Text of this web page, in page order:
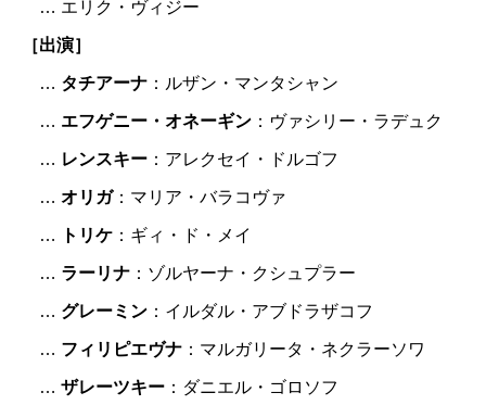
… エリク・ヴィジー
［出演］
… タチアーナ ：ルザン・マンタシャン
… エフゲニー・オネーギン ：ヴァシリー・ラデュク
… レンスキー ：アレクセイ・ドルゴフ
… オリガ：マリア・バラコヴァ
… トリケ ：ギィ・ド・メイ
… ラーリナ ：ゾルヤーナ・クシュプラー
… グレーミン ：イルダル・アブドラザコフ
… フィリピエヴナ ：マルガリータ・ネクラーソワ
… ザレーツキー ：ダニエル・ゴロソフ